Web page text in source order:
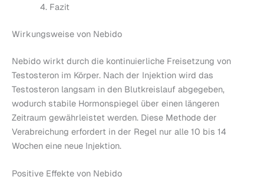
Fazit
Wirkungsweise von Nebido
Nebido wirkt durch die kontinuierliche Freisetzung von
Testosteron im Körper. Nach der Injektion wird das
Testosteron langsam in den Blutkreislauf abgegeben,
wodurch stabile Hormonspiegel über einen längeren
Zeitraum gewährleistet werden. Diese Methode der
Verabreichung erfordert in der Regel nur alle 10 bis 14
Wochen eine neue Injektion.
Positive Effekte von Nebido